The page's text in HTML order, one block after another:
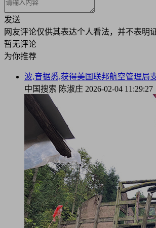
发送
网友评论仅供其表达个人看法，并不表明
暂无评论
为你推荐
波,音据悉,获得美国联邦航空管理局
中国搜索 陈淑庄 2026-02-04 11:29:27